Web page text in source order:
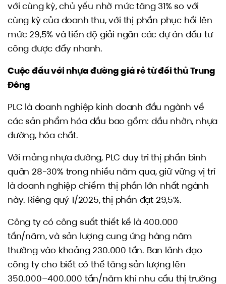
với cùng kỳ, chủ yếu nhờ mức tăng 31% so với
cùng kỳ của doanh thu, với thị phần phục hồi lên
mức 29,5% và tiến độ giải ngân các dự án đầu tư
công được đẩy nhanh.
Cuộc đấu với nhựa đường giá rẻ từ đối thủ Trung
Đông
PLC là doanh nghiệp kinh doanh đầu ngành về
các sản phẩm hóa dầu bao gồm: dầu nhờn, nhựa
đường, hóa chất.
Với mảng nhựa đường, PLC duy trì thị phần bình
quân 28-30% trong nhiều năm qua, giữ vững vị trí
là doanh nghiệp chiếm thị phần lớn nhất ngành
này. Riêng quý 1/2025, thị phần đạt 29,5%.
Công ty có công suất thiết kế là 400.000
tấn/năm, và sản lượng cung ứng hàng năm
thường vào khoảng 230.000 tấn. Ban lãnh đạo
công ty cho biết có thể tăng sản lượng lên
350.000–400.000 tấn/năm khi nhu cầu thị trường